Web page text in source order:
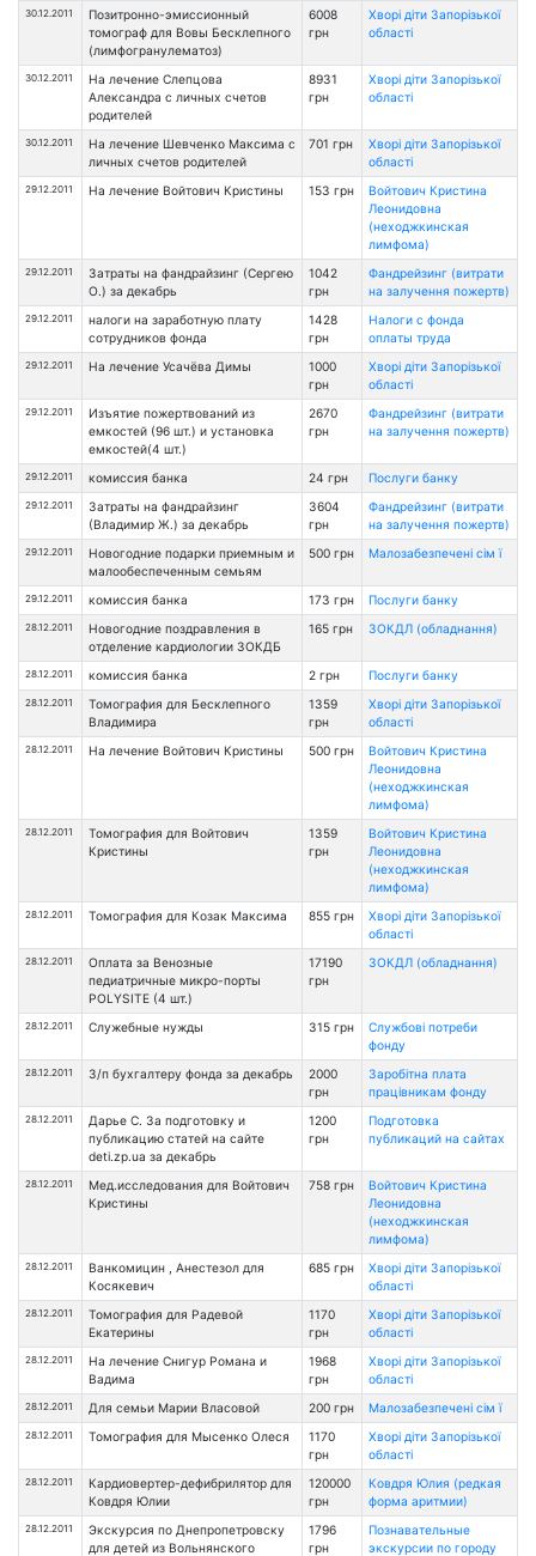
30.12.2011
Позитронно-эмиссионный
томограф для Вовы Бесклепного
(лимфогранулематоз)
6008
грн
Хворі діти Запорізької
області
30.12.2011
На лечение Слепцова
Александра с личных счетов
родителей
8931
грн
Хворі діти Запорізької
області
30.12.2011
На лечение Шевченко Максима с
личных счетов родителей
701 грн
Хворі діти Запорізької
області
29.12.2011 На лечение Войтович Кристины 153 грн
Войтович Кристина
Леонидовна
(неходжкинская
лимфома)
29.12.2011
Затраты на фандрайзинг (Сергею
О.) за декабрь
1042
грн
Фандрейзинг (витрати
на залучення пожертв)
29.12.2011
налоги на заработную плату
сотрудников фонда
1428
грн
Налоги с фонда
оплаты труда
29.12.2011 На лечение Усачёва Димы
1000
грн
Хворі діти Запорізької
області
29.12.2011
Изъятие пожертвований из
емкостей (96 шт.) и установка
емкостей(4 шт.)
2670
грн
Фандрейзинг (витрати
на залучення пожертв)
29.12.2011 комиссия банка 24 грн Послуги банку
29.12.2011
Затраты на фандрайзинг
(Владимир Ж.) за декабрь
3604
грн
Фандрейзинг (витрати
на залучення пожертв)
29.12.2011
Новогодние подарки приемным и
малообеспеченным семьям
500 грн Малозабезпечені сім ї
29.12.2011 комиссия банка 173 грн Послуги банку
28.12.2011
Новогодние поздравления в
отделение кардиологии ЗОКДБ
165 грн ЗОКДЛ (обладнання)
28.12.2011 комиссия банка 2 грн Послуги банку
28.12.2011
Томография для Бесклепного
Владимира
1359
грн
Хворі діти Запорізької
області
28.12.2011 На лечение Войтович Кристины 500 грн
Войтович Кристина
Леонидовна
(неходжкинская
лимфома)
28.12.2011
Томография для Войтович
Кристины
1359
грн
Войтович Кристина
Леонидовна
(неходжкинская
лимфома)
28.12.2011 Томография для Козак Максима 855 грн
Хворі діти Запорізької
області
28.12.2011
Оплата за Венозные
педиатричные микро-порты
POLYSITE (4 шт.)
17190
грн
ЗОКДЛ (обладнання)
28.12.2011 Служебные нужды 315 грн
Службові потреби
фонду
28.12.2011 З/п бухгалтеру фонда за декабрь
2000
грн
Заробітна плата
працівникам фонду
28.12.2011
Дарье С. За подготовку и
публикацию статей на сайте
deti.zp.ua за декабрь
1200
грн
Подготовка
публикаций на сайтах
28.12.2011
Мед.исследования для Войтович
Кристины
758 грн
Войтович Кристина
Леонидовна
(неходжкинская
лимфома)
28.12.2011
Ванкомицин , Анестезол для
Косякевич
685 грн
Хворі діти Запорізької
області
28.12.2011
Томография для Радевой
Екатерины
1170
грн
Хворі діти Запорізької
області
28.12.2011
На лечение Снигур Романа и
Вадима
1968
грн
Хворі діти Запорізької
області
28.12.2011 Для семьи Марии Власовой 200 грн Малозабезпечені сім ї
28.12.2011 Томография для Мысенко Олеся
1170
грн
Хворі діти Запорізької
області
28.12.2011
Кардиовертер-дефибрилятор для
Ковдря Юлии
120000
грн
Ковдря Юлия (редкая
форма аритмии)
28.12.2011
Экскурсия по Днепропетровску
для детей из Вольнянского
1796
грн
Познавательные
экскурсии по городу